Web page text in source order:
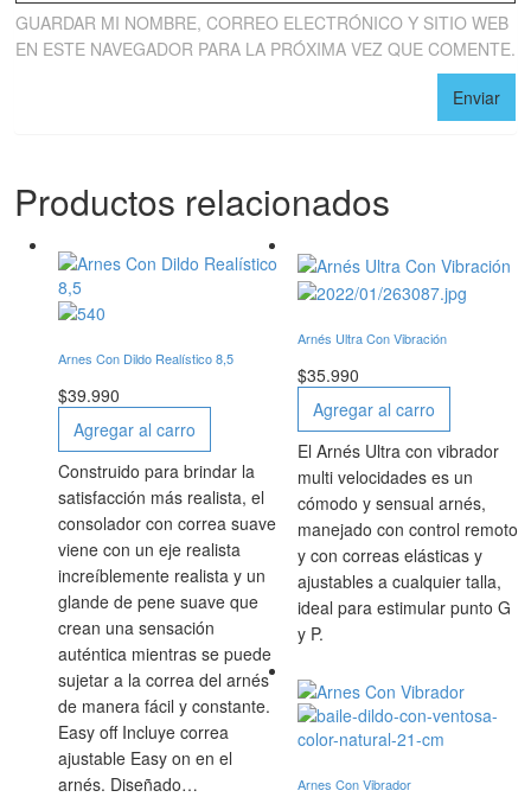
GUARDAR MI NOMBRE, CORREO ELECTRÓNICO Y SITIO WEB
EN ESTE NAVEGADOR PARA LA PRÓXIMA VEZ QUE COMENTE.
Productos relacionados
Arnes Con Dildo Realístico 8,5
$39.990
Agregar al carro
Construido para brindar la
satisfacción más realista, el
consolador con correa suave
viene con un eje realista
increíblemente realista y un
glande de pene suave que
crean una sensación
auténtica mientras se puede
sujetar a la correa del arnés
de manera fácil y constante.
Easy off Incluye correa
ajustable Easy on en el
arnés. Diseñado…
Arnés Ultra Con Vibración
$35.990
Agregar al carro
El Arnés Ultra con vibrador
multi velocidades es un
cómodo y sensual arnés,
manejado con control remoto
y con correas elásticas y
ajustables a cualquier talla,
ideal para estimular punto G
y P.
Arnes Con Vibrador